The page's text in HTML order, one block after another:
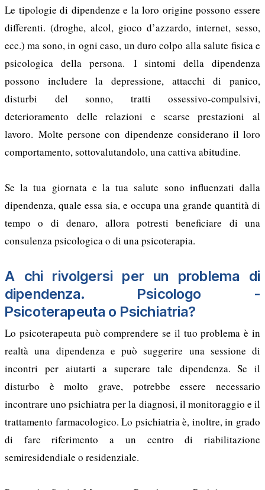
Le tipologie di dipendenze e la loro origine possono essere
differenti. (droghe, alcol, gioco d’azzardo, internet, sesso,
ecc.) ma sono, in ogni caso, un duro colpo alla salute fisica e
psicologica della persona. I sintomi della dipendenza
possono includere la depressione, attacchi di panico,
disturbi del sonno, tratti ossessivo-compulsivi,
deterioramento delle relazioni e scarse prestazioni al
lavoro. Molte persone con dipendenze considerano il loro
comportamento, sottovalutandolo, una cattiva abitudine.
Se la tua giornata e la tua salute sono influenzati dalla
dipendenza, quale essa sia, e occupa una grande quantità di
tempo o di denaro, allora potresti beneficiare di una
consulenza psicologica o di una psicoterapia.
A chi rivolgersi per un problema di
dipendenza. Psicologo -
Psicoterapeuta o Psichiatria?
Lo psicoterapeuta può comprendere se il tuo problema è in
realtà una dipendenza e può suggerire una sessione di
incontri per aiutarti a superare tale dipendenza. Se il
disturbo è molto grave, potrebbe essere necessario
incontrare uno psichiatra per la diagnosi, il monitoraggio e il
trattamento farmacologico. Lo psichiatria è, inoltre, in grado
di fare riferimento a un centro di riabilitazione
semiresidendiale o residenziale.